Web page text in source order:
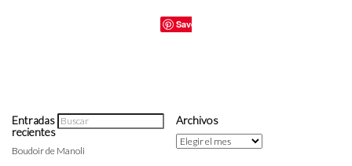
Save
Entradas
recientes
Boudoir de Manoli
Archivos
Archivos